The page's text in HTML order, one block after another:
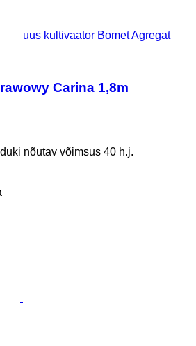
uus kultivaator Bomet Agregat
Carina 1,8m
nõutav võimsus 40 h.j.